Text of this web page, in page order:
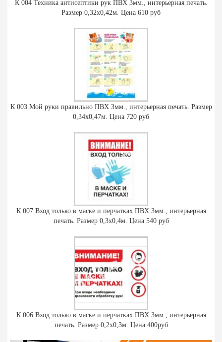
К 004 Техника антисептики рук ПВХ 3мм., интерьерная печать.
Размер 0,32х0,42м. Цена 610 руб
К 003 Мой руки правильно ПВХ 3мм., интерьерная печать. Размер
0,34х0,47м. Цена 720 руб
К 007 Вход только в маске и перчатках ПВХ 3мм., интерьерная
печать. Размер 0,3х0,4м. Цена 540 руб
К 006 Вход только в маске и перчатках ПВХ 3мм., интерьерная
печать. Размер 0,2х0,3м. Цена 400руб